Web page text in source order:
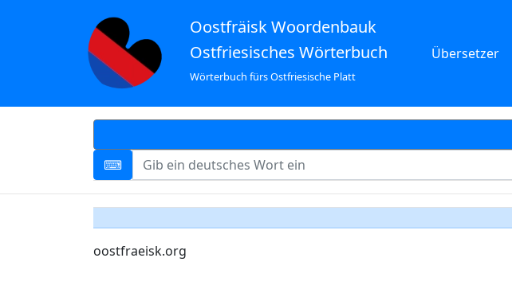
Oostfräisk Woordenbauk
Ostfriesisches Wörterbuch
Wörterbuch fürs Ostfriesische Platt
Übersetzer
oostfraeisk.org